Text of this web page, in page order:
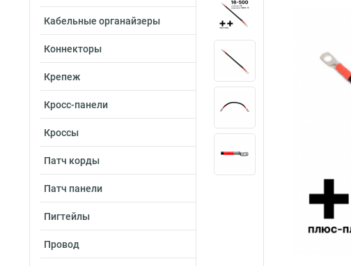
Кабельные органайзеры
Коннекторы
Крепеж
Кросс-панели
Кроссы
Патч корды
Патч панели
Пигтейлы
Провод